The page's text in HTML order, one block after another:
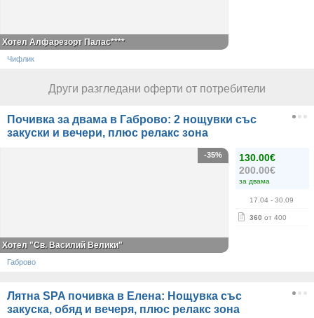
Хотел Алфарезорт Палас****
Чифлик
Други разгледани оферти от потребители
Почивка за двама в Габрово: 2 нощувки със
закуски и вечери, плюс релакс зона
130.00€
200.00€
за двама
17.04 - 30.09
360 от 400
-35%
Хотел "Св. Василий Велики"
Габрово
Лятна SPA почивка в Елена: Нощувка със
закуска, обяд и вечеря, плюс релакс зона